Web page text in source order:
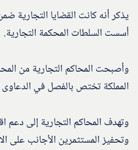
يذكر أنه كانت القضايا التجارية
أسست السلطات المحكمة التجارية.
وأصبحت المحاكم التجارية من
المملكة تختص بالفصل في الدعاوى
وتهدف المحاكم التجارية إلى دعم
وتحفيز المستثمرين الأجانب على